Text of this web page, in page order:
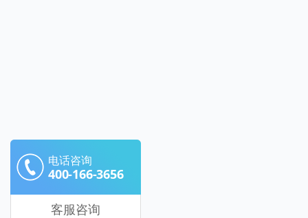
电话咨询
400-166-3656
客服咨询